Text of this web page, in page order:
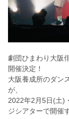
劇団ひまわり大阪
開催決定！
大阪養成所のダン
が、
2022年2月5日(土)
ジシアターで開催